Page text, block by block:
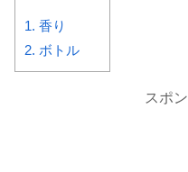
1. 香り
2. ボトル
スポ